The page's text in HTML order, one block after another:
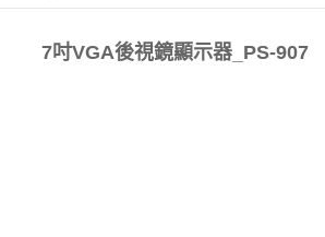
7吋VGA後視鏡顯示器_PS-907